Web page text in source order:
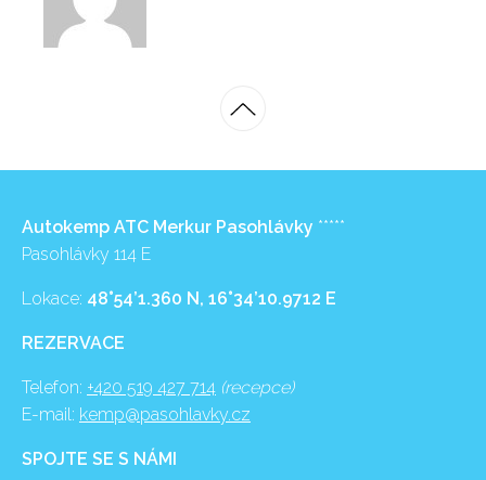
Autokemp ATC Merkur Pasohlávky *****
Pasohlávky 114 E
Lokace: 48°54’1.360 N, 16°34’10.9712 E
REZERVACE
Telefon: +420 519 427 714 (recepce)
E-mail: kemp@pasohlavky.cz
SPOJTE SE S NÁMI